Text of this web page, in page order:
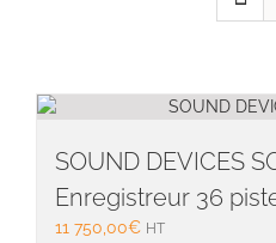
SOUND DEVICES
Enregistreur 36
11 750,00€ HT